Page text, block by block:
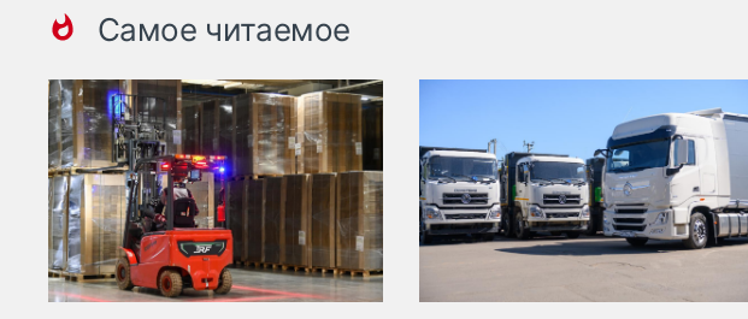
Самое читаемое